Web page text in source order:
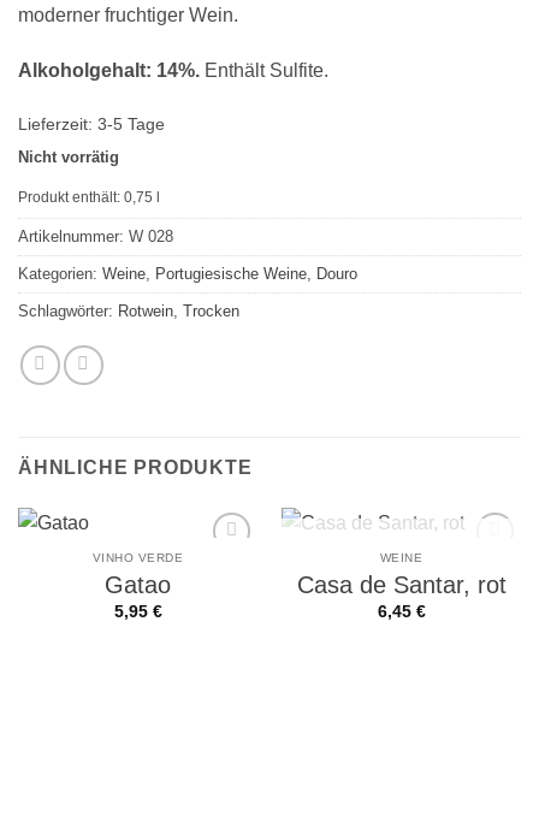
moderner fruchtiger Wein.
Alkoholgehalt: 14%. Enthält Sulfite.
Lieferzeit: 3-5 Tage
Nicht vorrätig
Produkt enthält: 0,75
Artikelnummer: W 028
Kategorien: Weine Portugiesische Weine Douro
Schlagwörter: Rotwein Trocken
ÄHNLICHE PRODUKTE
Wunschliste
VINHO VERDE
Gatao
5,95 €
Wunschliste
NICHT VORRÄTIG
WEINE
Casa de Santar, rot
6,45 €